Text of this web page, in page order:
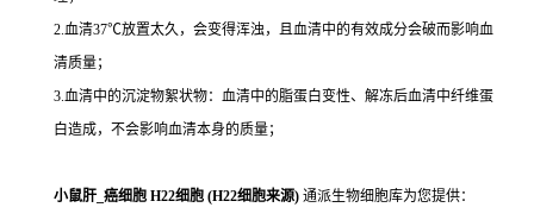
2.血清37℃放置太久，会变得浑浊，且血清中的有效成分会破而影响血
清质量；
3.血清中的沉淀物絮状物：血清中的脂蛋白变性、解冻后血清中纤维蛋
白造成，不会影响血清本身的质量；
小鼠肝_癌细胞 H22细胞 (H22细胞来源) 通派生物细胞库为您提供：